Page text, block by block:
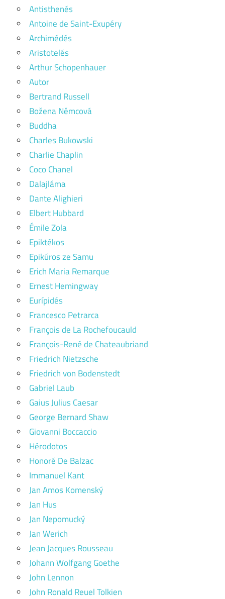
Antisthenés
Antoine de Saint-Exupéry
Archimédés
Aristotelés
Arthur Schopenhauer
Autor
Bertrand Russell
Božena Němcová
Buddha
Charles Bukowski
Charlie Chaplin
Coco Chanel
Dalajláma
Dante Alighieri
Elbert Hubbard
Émile Zola
Epiktékos
Epikúros ze Samu
Erich Maria Remarque
Ernest Hemingway
Eurípidés
Francesco Petrarca
François de La Rochefoucauld
François-René de Chateaubriand
Friedrich Nietzsche
Friedrich von Bodenstedt
Gabriel Laub
Gaius Julius Caesar
George Bernard Shaw
Giovanni Boccaccio
Hérodotos
Honoré De Balzac
Immanuel Kant
Jan Amos Komenský
Jan Hus
Jan Nepomucký
Jan Werich
Jean Jacques Rousseau
Johann Wolfgang Goethe
John Lennon
John Ronald Reuel Tolkien